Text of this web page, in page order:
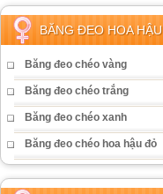
BĂNG ĐEO HOA HẬU
Băng đeo chéo vàng
Băng đeo chéo trắng
Băng đeo chéo xanh
Băng đeo chéo hoa hậu đỏ